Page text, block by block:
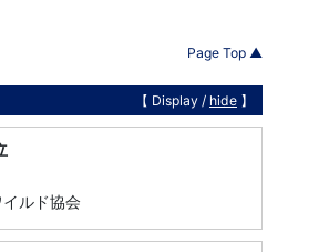
Page Top ▲
【 Display / hide 】
ルド協会